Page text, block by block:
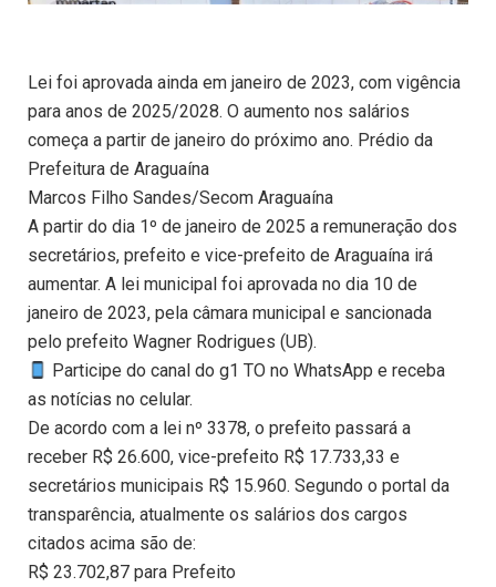
Lei foi aprovada ainda em janeiro de 2023, com vigência
para anos de 2025/2028. O aumento nos salários
começa a partir de janeiro do próximo ano. Prédio da
Prefeitura de Araguaína
Marcos Filho Sandes/Secom Araguaína
A partir do dia 1º de janeiro de 2025 a remuneração dos
secretários, prefeito e vice-prefeito de Araguaína irá
aumentar. A lei municipal foi aprovada no dia 10 de
janeiro de 2023, pela câmara municipal e sancionada
pelo prefeito Wagner Rodrigues (UB).
Participe do canal do g1 TO no WhatsApp e receba
as notícias no celular.
De acordo com a lei nº 3378, o prefeito passará a
receber R$ 26.600, vice-prefeito R$ 17.733,33 e
secretários municipais R$ 15.960. Segundo o portal da
transparência, atualmente os salários dos cargos
citados acima são de:
R$ 23.702,87 para Prefeito